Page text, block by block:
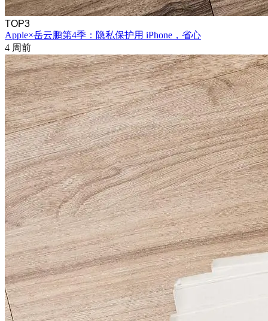
TOP3
Apple×岳云鹏第4季：隐私保护用 iPhone，省心
4 周前